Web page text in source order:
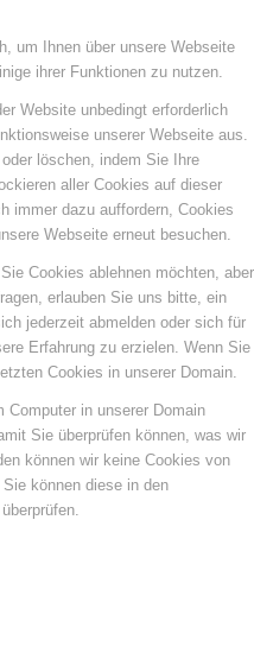
um Ihnen über unsere Webseite
ihrer Funktionen zu nutzen.
Website unbedingt erforderlich
unserer Webseite aus.
löschen, indem Sie Ihre
aller Cookies auf dieser
immer dazu auffordern, Cookies
Webseite erneut besuchen.
Cookies ablehnen möchten, aber
erlauben Sie uns bitte, ein
jederzeit abmelden oder sich für
Erfahrung zu erzielen. Wenn Sie
Cookies in unserer Domain.
Computer in unserer Domain
Sie überprüfen können, was wir
können wir keine Cookies von
können diese in den